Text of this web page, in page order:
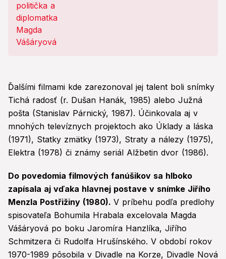
Ďalšími filmami kde zarezonoval jej talent boli snímky
Tichá radosť (r. Dušan Hanák, 1985) alebo Južná
pošta (Stanislav Párnický, 1987). Účinkovala aj v
mnohých televíznych projektoch ako Úklady a láska
(1971), Statky zmätky (1973), Straty a nálezy (1975),
Elektra (1978) či známy seriál Alžbetin dvor (1986).
Do povedomia filmových fanúšikov sa hlboko
zapísala aj vďaka hlavnej postave v snímke Jiřího
Menzla Postřižiny (1980). V príbehu podľa predlohy
spisovateľa Bohumila Hrabala excelovala Magda
Vášáryová po boku Jaromíra Hanzlíka, Jiřího
Schmitzera či Rudolfa Hrušínského. V období rokov
1970-1989 pôsobila v Divadle na Korze, Divadle Nová